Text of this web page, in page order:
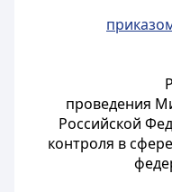
проведения
Российской
контроля в